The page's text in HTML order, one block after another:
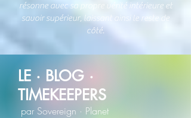
résonne avec sa propre vérité intérieure et
savoir supérieur, laissant ainsi le reste de
côté.
LE · BLOG ·
TIMEKEEPERS
par Sovereign · Planet